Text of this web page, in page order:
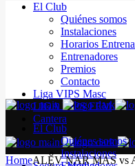
El Club
Quiénes somos
Instalaciones
Horarios
Entrenadores
Premios
Contacto
Liga VIPS Masc
LIGA VIPS FEM
Cantera
El Club
Quiénes somos
Instalaciones
HomeALEV NAR MAS vs